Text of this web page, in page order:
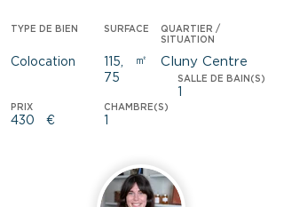
TYPE DE BIEN SURFACE
QUARTIER /
SITUATION
Colocation ㎡
115,
75
Cluny Centre
PRIX CHAMBRE(S)
430 €
SALLE DE BAIN(S)